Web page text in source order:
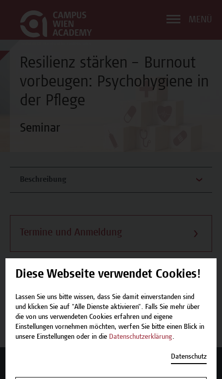
MENÜ
Resilienz stärken – Burnout
vorbeugen: Psychohygiene in
der Pflege
Seminar
Beschreibung
Termine und Anmeldung
Beschreibung
Termine und Anmeldung
Diese Webseite verwendet Cookies!
Lassen Sie uns bitte wissen, dass Sie damit einverstanden sind
und klicken Sie auf "Alle Dienste aktivieren". Falls Sie mehr über
die von uns verwendeten Cookies erfahren und eigene
Einstellungen vornehmen möchten, werfen Sie bitte einen Blick in
unsere Einstellungen oder in die Datenschutzerklärung.
Datenschutz